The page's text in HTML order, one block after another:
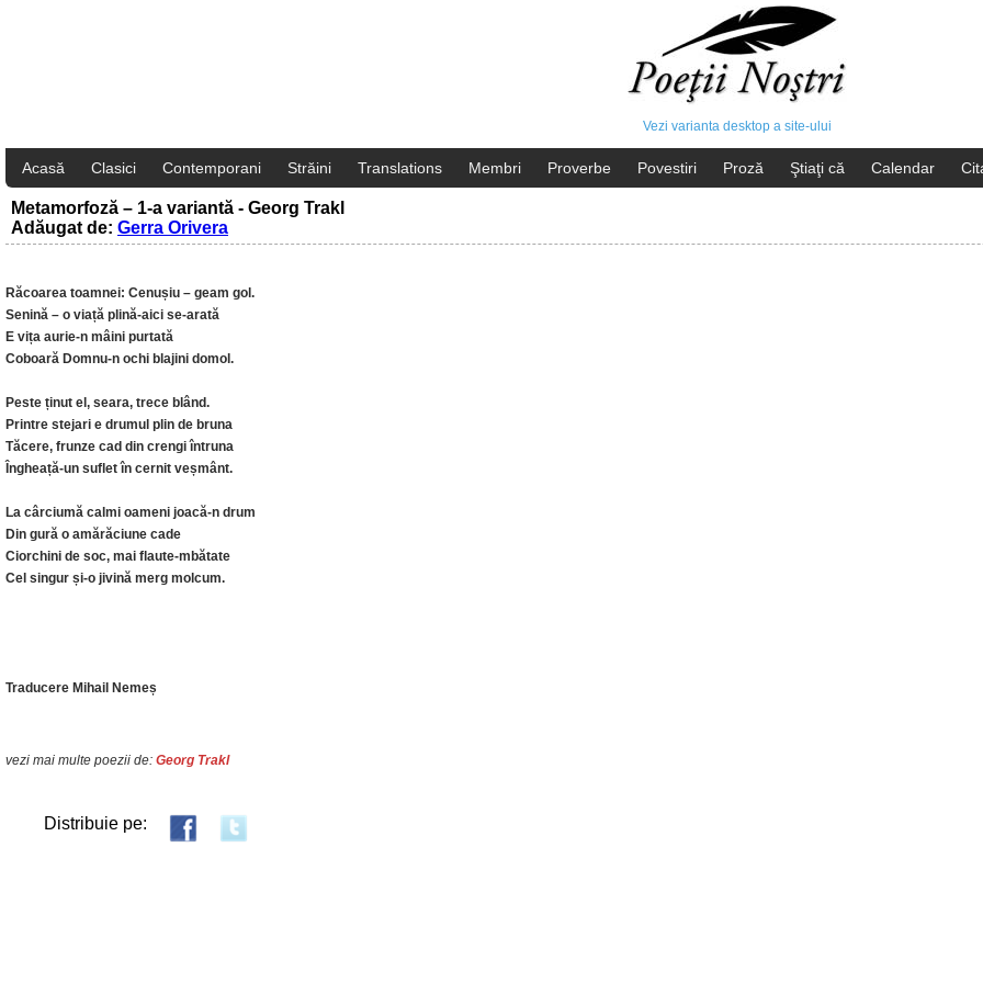
Vezi varianta desktop a site-ului
Acasă Clasici Contemporani Străini Translations Membri Proverbe Povestiri Proză Ştiaţi că Calendar
Metamorfoză – 1-a variantă - Georg Trakl
Adăugat de: Gerra Orivera
Răcoarea toamnei: Cenușiu – geam gol.
Senină – o viață plină-aici se-arată
E vița aurie-n mâini purtată
Coboară Domnu-n ochi blajini domol.
Peste ținut el, seara, trece blând.
Printre stejari e drumul plin de bruna
Tăcere, frunze cad din crengi întruna
Îngheață-un suflet în cernit veșmânt.
La cârciumă calmi oameni joacă-n drum
Din gură o amărăciune cade
Ciorchini de soc, mai flaute-mbătate
Cel singur și-o jivină merg molcum.
Traducere Mihail Nemeș
vezi mai multe poezii de: Georg Trakl
Distribuie pe: